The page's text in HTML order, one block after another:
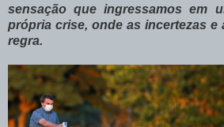
sensação que ingressamos em
própria crise, onde as incertezas e
regra.